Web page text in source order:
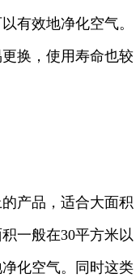
有效地净化空气。
换，使用寿命也较
产品，适合大面积
一般在30平方米以
化空气。同时这类